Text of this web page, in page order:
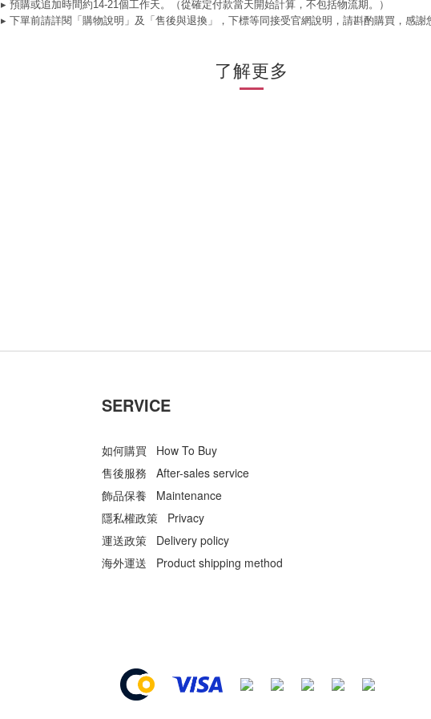
▸ 預購或追加時間約14-21個工作天。（從確定付款當天開始計算，不包括物流期。）
▸ 下單前請詳閱「購物說明」及「售後與退換」，下標等同接受官網說明，請斟酌購買，感謝
了解更多
SERVICE
如何購買 How To Buy
售後服務 After-sales service
飾品保養 Maintenance
隱私權政策 Privacy
運送政策 Delivery policy
海外運送 Product shipping method